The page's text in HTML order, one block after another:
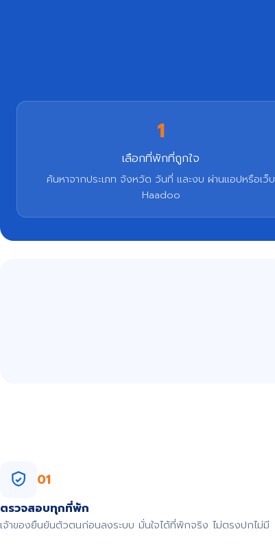
1
เลือกที่พักที่ถูกใจ
ค้นหาจากประเภท จังหวัด วันที่ และงบ ผ่านแอปหรือเว็บ
Haadoo
01
ตรวจสอบทุกที่พัก
เจ้าของยืนยันตัวตนก่อนลงระบบ มั่นใจได้ที่พักจริง ไม่ตรงปกไม่มี